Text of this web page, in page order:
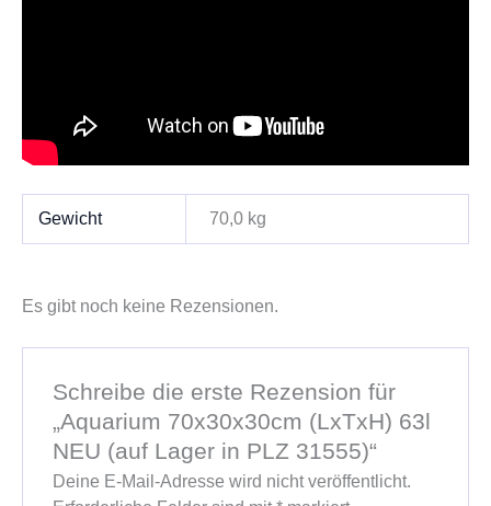
Gewicht 70,0 kg
Es gibt noch keine Rezensionen.
Schreibe die erste Rezension für
„Aquarium 70x30x30cm (LxTxH) 63l
NEU (auf Lager in PLZ 31555)“
Deine E-Mail-Adresse wird nicht veröffentlicht.